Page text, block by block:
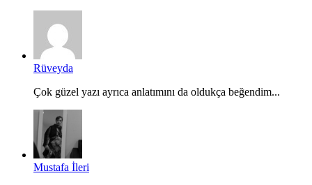
Rüveyda
Çok güzel yazı ayrıca anlatımını da oldukça beğendim...
Mustafa İleri